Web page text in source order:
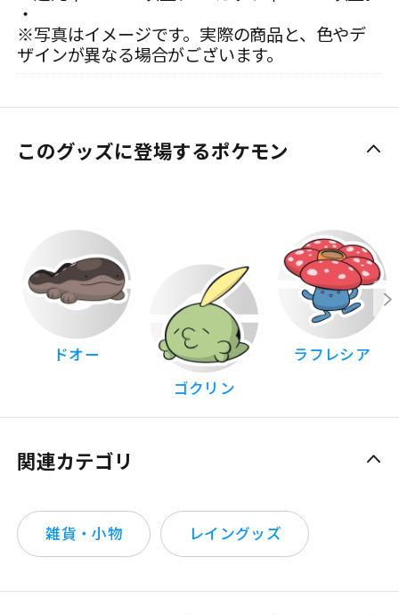
・
※写真はイメージです。実際の商品と、色やデ
ザインが異なる場合がございます。
このグッズに登場するポケモン
ドオー
ゴクリン
ラフレシア
関連カテゴリ
雑貨・小物 レイングッズ